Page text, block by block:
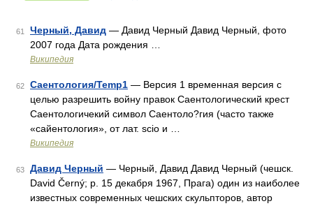
61 Черный, Давид — Давид Черный Давид Черный, фото
2007 года Дата рождения …
Википедия
62 Саентология/Temp1 — Версия 1 временная версия с
целью разрешить войну правок Саентологический крест
Саентологичекий символ Саентоло?гия (часто также
«сайентология», от лат. scio и …
Википедия
63 Давид Черный — Черный, Давид Давид Черный (чешск.
David Černý; р. 15 декабря 1967, Прага) один из наиболее
известных современных чешских скульпторов, автор